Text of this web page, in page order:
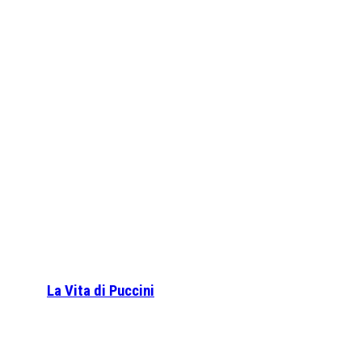
La Vita di Puccini